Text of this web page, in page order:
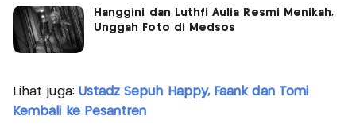
Hanggini dan Luthfi Aulia Resmi Menikah,
Unggah Foto di Medsos
Lihat juga: Ustadz Sepuh Happy, Faank dan Tomi
Kembali ke Pesantren